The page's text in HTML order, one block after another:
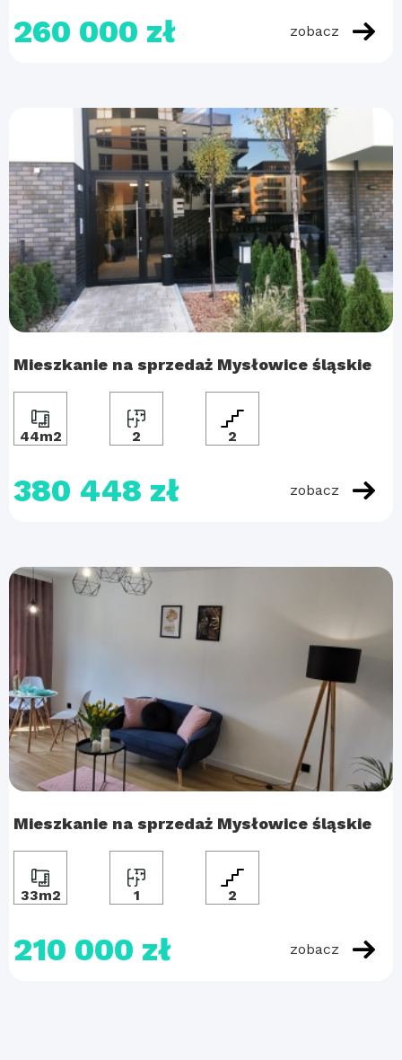
260 000 zł zobacz
Mieszkanie na sprzedaż Mysłowice śląskie
44m2 2 2
380 448 zł zobacz
Mieszkanie na sprzedaż Mysłowice śląskie
33m2 1 2
210 000 zł zobacz